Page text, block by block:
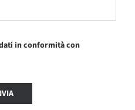
in conformità con